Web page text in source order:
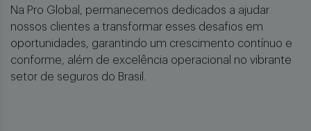
Na Pro Global, permanecemos dedicados a ajudar
nossos clientes a transformar esses desafios em
oportunidades, garantindo um crescimento contínuo e
conforme, além de excelência operacional no vibrante
setor de seguros do Brasil.